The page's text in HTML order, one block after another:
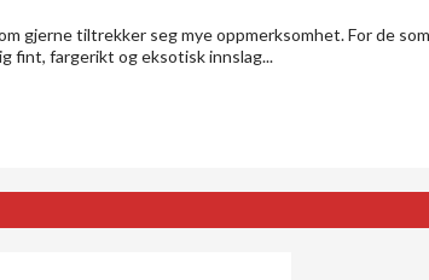
gjerne tiltrekker seg mye oppmerksomhet. For de som
fint, fargerikt og eksotisk innslag...